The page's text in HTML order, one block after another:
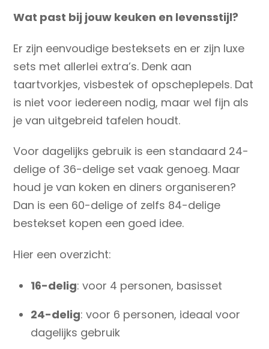
Wat past bij jouw keuken en levensstijl?
Er zijn eenvoudige besteksets en er zijn luxe
sets met allerlei extra’s. Denk aan
taartvorkjes, visbestek of opscheplepels. Dat
is niet voor iedereen nodig, maar wel fijn als
je van uitgebreid tafelen houdt.
Voor dagelijks gebruik is een standaard 24-
delige of 36-delige set vaak genoeg. Maar
houd je van koken en diners organiseren?
Dan is een 60-delige of zelfs 84-delige
bestekset kopen een goed idee.
Hier een overzicht:
16-delig: voor 4 personen, basisset
24-delig: voor 6 personen, ideaal voor
dagelijks gebruik